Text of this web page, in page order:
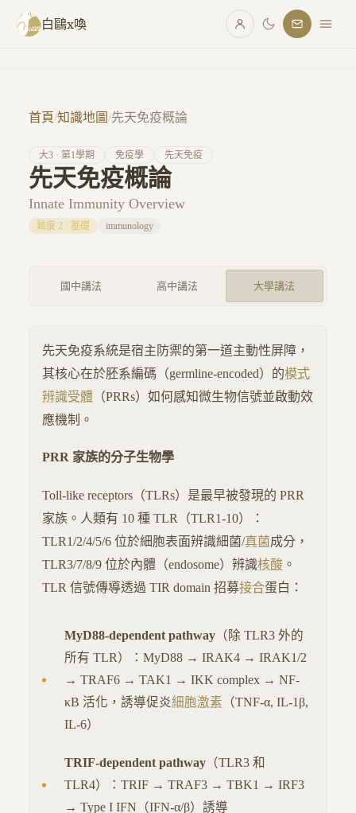
跳至主要內容
白鷗x喚
首頁/知識地圖/先天免疫概論
大3 · 第1學期 免疫學 先天免疫
先天免疫概論
Innate Immunity Overview
難度 2 · 基礎 immunology
國中講法 高中講法 大學講法
先天免疫系統是宿主防禦的第一道主動性屏障，
其核心在於胚系編碼（germline-encoded）的模式
辨識受體 （PRRs）如何感知微生物信號並啟動效
應機制。
PRR 家族的分子生物學
Toll-like receptors（TLRs）是最早被發現的 PRR
家族。人類有 10 種 TLR（TLR1-10）：
TLR1/2/4/5/6 位於細胞表面辨識細菌/真菌成分，
TLR3/7/8/9 位於內體（endosome）辨識核酸 。
TLR 信號傳導透過 TIR domain 招募接合蛋白：
MyD88-dependent pathway （除 TLR3 外的
所有 TLR）：MyD88 → IRAK4 → IRAK1/2
→ TRAF6 → TAK1 → IKK complex → NF-
κB 活化，誘導促炎細胞激素 （TNF-α, IL-1β,
IL-6）
TRIF-dependent pathway （TLR3 和
TLR4）：TRIF → TRAF3 → TBK1 → IRF3
→ Type I IFN（IFN-α/β）誘導